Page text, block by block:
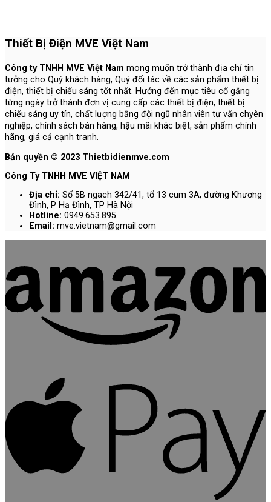
Thiết Bị Điện MVE Việt Nam
Công ty TNHH MVE Việt Nam mong muốn trở thành địa chỉ tin
tưởng cho Quý khách hàng, Quý đối tác về các sản phẩm thiết bị
điện, thiết bị chiếu sáng tốt nhất. Hướng đến mục tiêu cố gắng
từng ngày trở thành đơn vị cung cấp các thiết bị điện, thiết bị
chiếu sáng uy tín, chất lượng bằng đội ngũ nhân viên tư vấn chyên
nghiệp, chính sách bán hàng, hậu mãi khác biệt, sản phẩm chính
hãng, giá cả cạnh tranh.
Bản quyền © 2023 Thietbidienmve.com
Công Ty TNHH MVE VIỆT NAM
Địa chỉ: Số 5B ngach 342/41, tổ 13 cum 3A, đường Khương
Đình, P Hạ Đình, TP Hà Nội
Hotline: 0949.653.895
Email: mve.vietnam@gmail.com